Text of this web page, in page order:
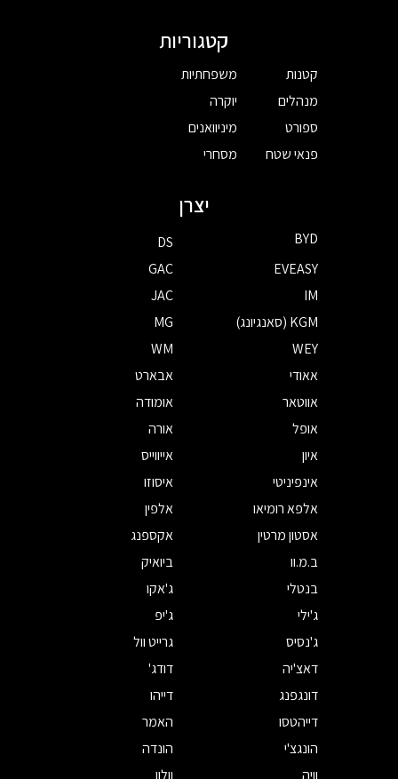
קטגוריות
קטנות
מנהלים
ספורט
פנאי שטח
משפחתיות
יוקרה
מיניוואנים
מסחרי
יצרן
BYD
DS
EVEASY
GAC
IM
JAC
KGM (סאנגיונג)
MG
WEY
WM
אאודי
אבארט
אווטאר
אומודה
אופל
אורה
איון
אייווייס
אינפיניטי
איסוזו
אלפא רומיאו
אלפין
אסטון מרטין
אקספנג
ב.מ.וו
ביואיק
בנטלי
ג'אקו
ג'ילי
ג'יפ
ג'נסיס
גרייט וול
דאצ'יה
דודג'
דונגפנג
דייהו
דייהטסו
האמר
הונגצ'י
הונדה
וויה
וולוו